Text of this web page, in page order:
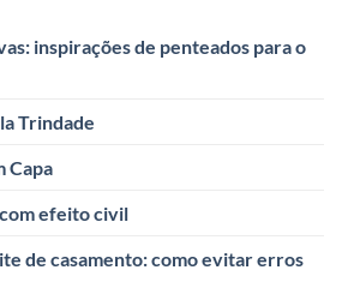
inspirações de penteados para o
Trindade
Capa
efeito civil
de casamento: como evitar erros